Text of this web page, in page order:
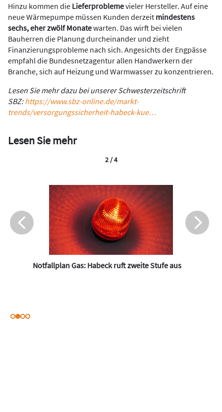
Hinzu kommen die Lieferproblemevieler Hersteller. Auf eine
neue Wärmepumpe müssen Kunden derzeit mindestens
sechs, eher zwölf Monatewarten. Das wirft bei vielen
Bauherren die Planung durcheinander und zieht
Finanzierungsprobleme nach sich. Angesichts der Engpässe
empfahl die Bundesnetzagentur allen Handwerkern der
Branche, sich auf Heizung und Warmwasser zu konzentrieren.
Lesen Sie mehr dazu bei unserer Schwesterzeitschrift
SBZ:https://www.sbz-online.de/markt-
trends/versorgungssicherheit-habeck-kue…
Lesen Sie mehr
Notfallplan Gas: Habeck ruft zweite Stufe aus
2 / 4